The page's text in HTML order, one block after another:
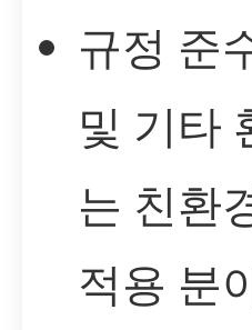
규정 준
및 기타
는 친환
적용 분